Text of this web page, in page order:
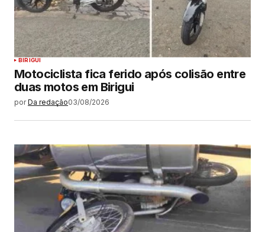
BIRIGUI
Motociclista fica ferido após colisão entre
duas motos em Birigui
por Da redação03/08/2026